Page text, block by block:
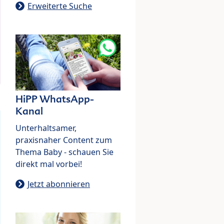
Erweiterte Suche
HiPP WhatsApp-
Kanal
Unterhaltsamer,
praxisnaher Content zum
Thema Baby - schauen Sie
direkt mal vorbei!
Jetzt abonnieren